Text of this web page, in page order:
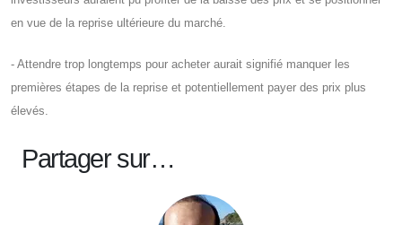
en vue de la reprise ultérieure du marché.
- Attendre trop longtemps pour acheter aurait signifié manquer les
premières étapes de la reprise et potentiellement payer des prix plus
élevés.
Partager sur…